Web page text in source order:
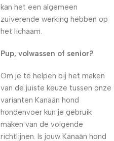
kan het een algemeen
zuiverende werking hebben op
het lichaam.
Pup, volwassen of senior?
Om je te helpen bij het maken
van de juiste keuze tussen onze
varianten Kanaän hond
hondenvoer kun je gebruik
maken van de volgende
richtlijnen. Is jouw Kanaän hond